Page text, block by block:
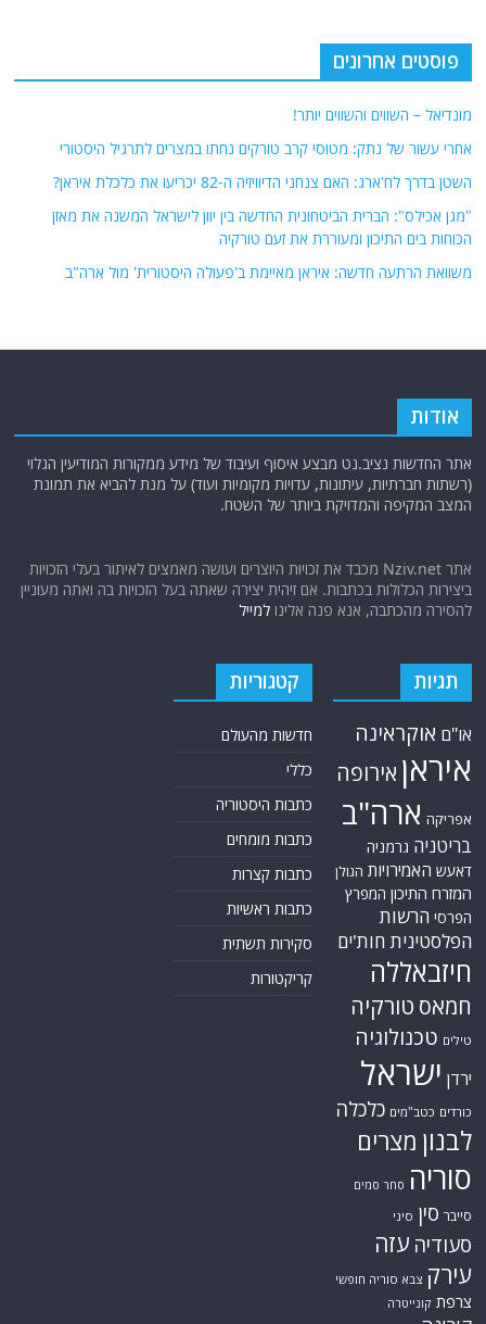
פוסטים אחרונים
מונדיאל – השווים והשווים יותר!
אחרי עשור של נתק: מטוסי קרב טורקים נחתו במצרים לתרגיל היסטורי
השטן בדרך לח'ארג: האם צנחני הדיוויזיה ה-82 יכריעו את כלכלת איראן?
"מגן אכילס": הברית הביטחונית החדשה בין יוון לישראל המשנה את מאזן
הכוחות בים התיכון ומעוררת את זעם טורקיה
משוואת הרתעה חדשה: איראן מאיימת ב'פעולה היסטורית' מול ארה"ב
אודות
אתר החדשות נציב.נט מבצע איסוף ועיבוד של מידע ממקורות המודיעין הגלוי
(רשתות חברתיות, עיתונות, עדויות מקומיות ועוד) על מנת להביא את תמונת
המצב המקיפה והמדויקת ביותר של השטח.
אתר Nziv.net מכבד את זכויות היוצרים ועושה מאמצים לאיתור בעלי הזכויות
ביצירות הכלולות בכתבות. אם זיהית יצירה שאתה בעל הזכויות בה ואתה מעוניין
להסירה מהכתבה, אנא פנה אלינולמייל
תגיות
או"ם אוקראינה
איראן אירופה
אפריקה ארה"ב
בריטניה גרמניה
דאעש האמירויות הגולן
המזרח התיכון המפרץ
הפרסי הרשות
הפלסטינית חות'ים
חיזבאללה
חמאס טורקיה
טילים טכנולוגיה
ירדן ישראל
כורדים כטב"מים כלכלה
לבנון מצרים
סוריה סחר סמים
סייבר סין סיני
סעודיה עזה
עירק צבא סוריה חופשי
צרפת קונייטרה
קטגוריות
חדשות מהעולם
כללי
כתבות היסטוריה
כתבות מומחים
כתבות קצרות
כתבות ראשיות
סקירות תשתית
קריקטורות